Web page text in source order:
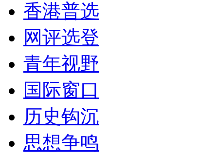
香港普选
网评选登
青年视野
国际窗口
历史钩沉
思想争鸣